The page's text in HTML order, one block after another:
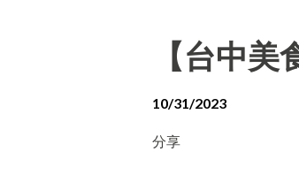
【台中
10/31/2023
分享